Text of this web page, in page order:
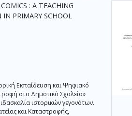
: A TEACHING
PRIMARY SCHOOL
Εκπαίδευση και Ψηφιακό
στο Δημοτικό Σχολείο»
ιστορικών γεγονότων.
και Καταστροφής,